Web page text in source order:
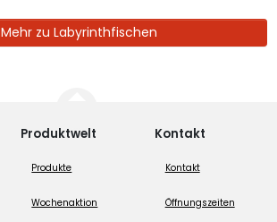
Mehr zu Labyrinthfischen
Produktwelt
Produkte
Wochenaktion
Kontakt
Kontakt
Öffnungszeiten